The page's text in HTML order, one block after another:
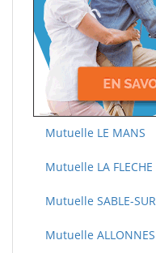
Mutuelle LE MANS
Mutuelle LA FLECHE
Mutuelle SABLE-
Mutuelle ALLONNES